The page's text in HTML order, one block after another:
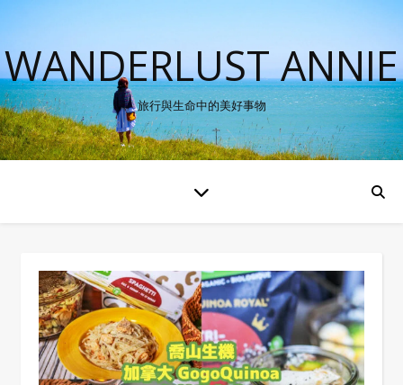
WANDERLUST ANNIE
旅行與生命中的美好事物